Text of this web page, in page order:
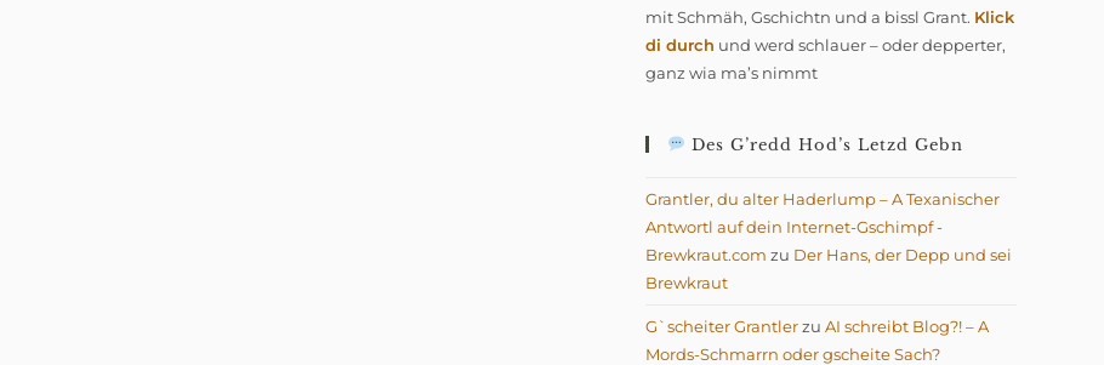
mit Schmäh, Gschichtn und a bissl Grant. Klick
di durch und werd schlauer – oder depperter,
ganz wia ma’s nimmt
Des G’redd Hod’s Letzd Gebn
Grantler, du alter Haderlump – A Texanischer
Antwortl auf dein Internet-Gschimpf -
Brewkraut.com zu Der Hans, der Depp und sei
Brewkraut
G`scheiter Grantlerzu AI schreibt Blog?! – A
Mords-Schmarrn oder gscheite Sach?